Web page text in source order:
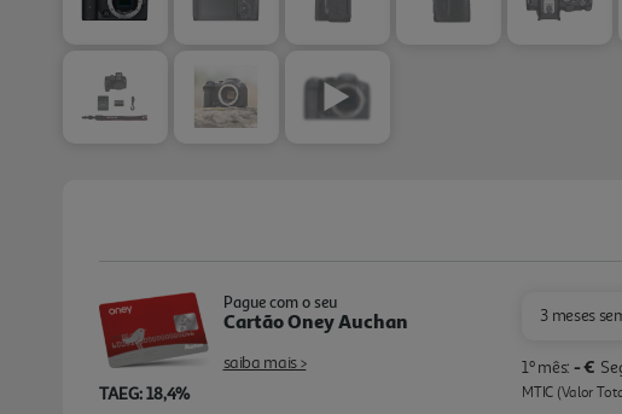
TAEG: 18,4%
Pague com o seu
Cartão Oney Auchan
saiba mais >
3 meses
1º mês: - €
MTIC (Valor